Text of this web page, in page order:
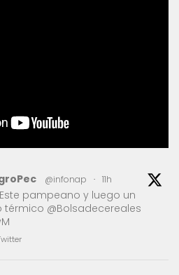
@infonap · 11h
pampeano y luego un
térmico @Bolsadecereales